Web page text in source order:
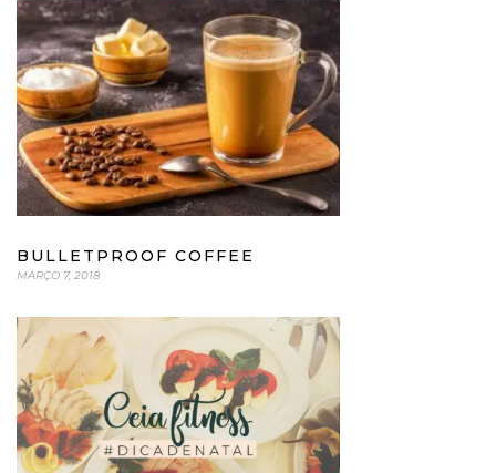
BULLETPROOF COFFEE
MARÇO 7, 2018